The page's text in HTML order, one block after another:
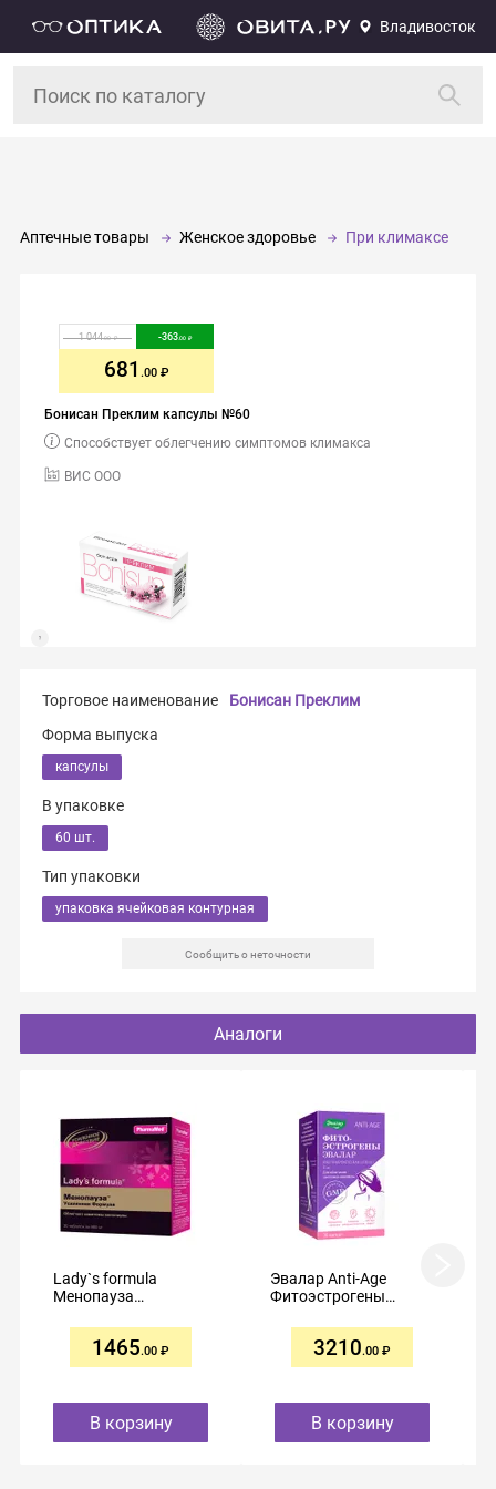
Владивосток
Аптечные товары Женское здоровье При климаксе
Бонисан Преклим капсулы №60
ВИС ООО
Способствует облегчению симптомов климакса
1 044.00 -363.00
681 .00
Торговое наименование
Бонисан Преклим
Форма выпуска
капсулы
В упаковке
60 шт.
Тип упаковки
упаковка ячейковая контурная
Сообщить о неточности
Аналоги
Lady`s formula
Менопауза
№30
1465.00
В корзину
Эвалар Anti-Age
Фитоэстрогены
кишечнорастворимые
3210.00
В корзину